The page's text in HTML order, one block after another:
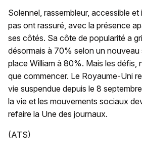
Solennel, rassembleur, accessible et
pas ont rassuré, avec la présence
ses côtés. Sa côte de popularité a
désormais à 70% selon un
place William à 80%. Mais les défis,
que commencer. Le Royaume-Uni
vie suspendue depuis le 8
la vie et les mouvements sociaux
refaire la Une des journaux.
(ATS)